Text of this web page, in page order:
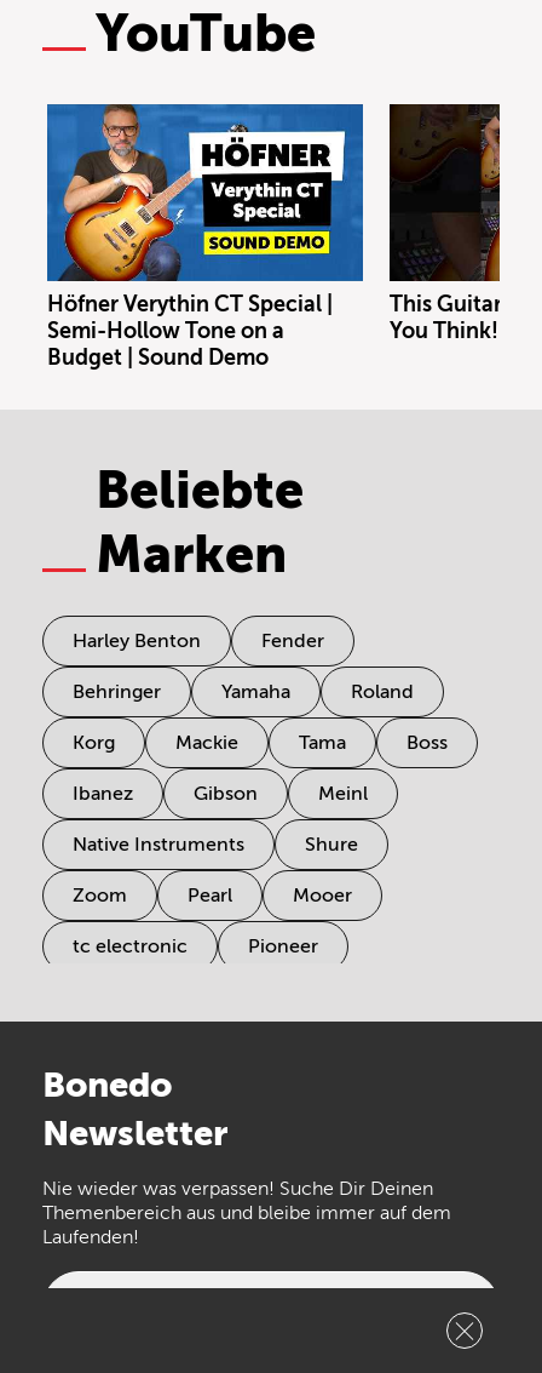
YouTube
Höfner Verythin CT Special |
Semi-Hollow Tone on a
Budget | Sound Demo
This Guitar
You Think!
Beliebte
Marken
Harley Benton Fender
Behringer Yamaha Roland
Korg Mackie Tama Boss
Ibanez Gibson Meinl
Native Instruments Shure
Zoom Pearl Mooer
tc electronic Pioneer
Arturia
the t.bone
Walrus Audio Epiphone
Bonedo
Newsletter
Nie wieder was verpassen! Suche Dir Deinen
Themenbereich aus und bleibe immer auf dem
Laufenden!